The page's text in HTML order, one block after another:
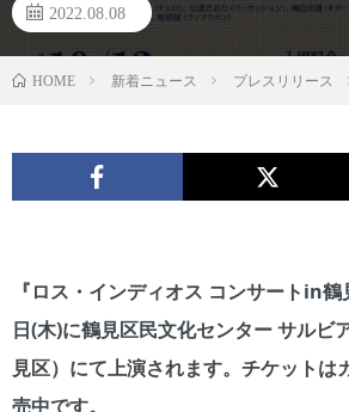
2022.08.08
HOME 新着ニュース プレスリリース
『ロス・インディオス コンサートin
日(木)に鶴見区民文化センター サルビ
見区）にて上演されます。 チケットは
売中です。